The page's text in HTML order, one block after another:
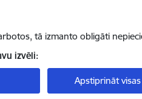
tā izmanto obligāti
izvēli:
Apstiprināt visas